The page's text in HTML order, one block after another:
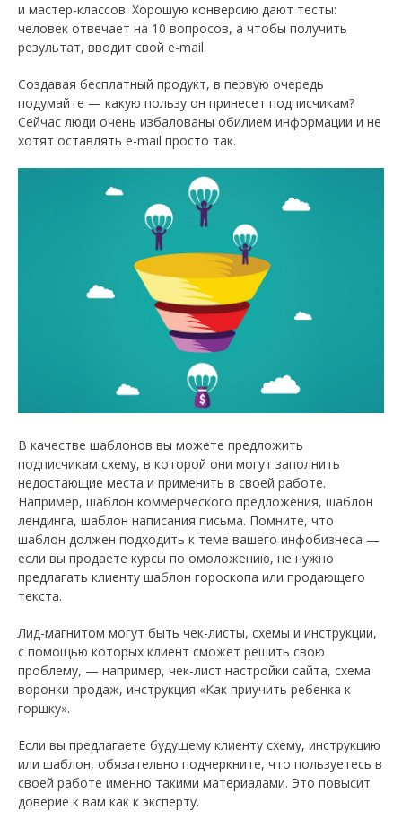
и мастер-классов. Хорошую конверсию дают тесты:
человек отвечает на 10 вопросов, а чтобы получить
результат, вводит свой e-mail.
Создавая бесплатный продукт, в первую очередь
подумайте — какую пользу он принесет подписчикам?
Сейчас люди очень избалованы обилием информации и не
хотят оставлять e-mail просто так.
В качестве шаблонов вы можете предложить
подписчикам схему, в которой они могут заполнить
недостающие места и применить в своей работе.
Например, шаблон коммерческого предложения, шаблон
лендинга, шаблон написания письма. Помните, что
шаблон должен подходить к теме вашего инфобизнеса —
если вы продаете курсы по омоложению, не нужно
предлагать клиенту шаблон гороскопа или продающего
текста.
Лид-магнитом могут быть чек-листы, схемы и инструкции,
с помощью которых клиент сможет решить свою
проблему, — например, чек-лист настройки сайта, схема
воронки продаж, инструкция «Как приучить ребенка к
горшку».
Если вы предлагаете будущему клиенту схему, инструкцию
или шаблон, обязательно подчеркните, что пользуетесь в
своей работе именно такими материалами. Это повысит
доверие к вам как к эксперту.